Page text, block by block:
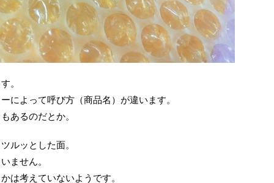
。
によって呼び方（商品名）が違います。
あるのだとか。
ルッとした面。
ません。
は考えていないようです。